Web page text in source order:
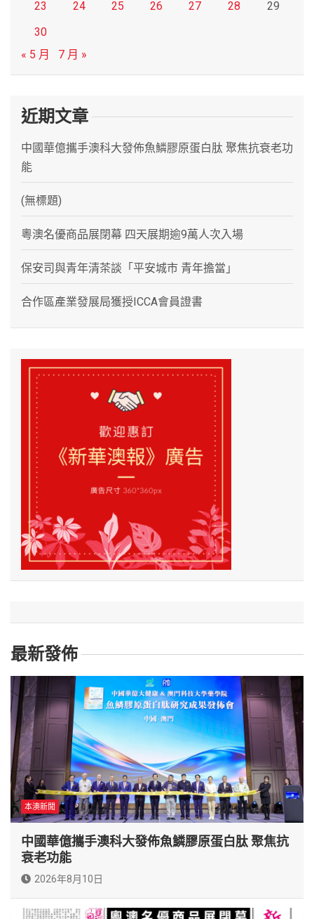
23 24 25 26 27 28
29
30
« 5 月
7 月 »
近期文章
中國華億攜手澳科大發佈魚鱗膠原蛋白肽 聚焦抗衰老功
能
(無標題)
粵澳名優商品展閉幕 四天展期逾9萬人次入場
保安司與青年清茶談「平安城市 青年擔當」
合作區產業發展局獲授ICCA會員證書
最新發佈
本澳新聞
中國華億攜手澳科大發佈魚鱗膠原蛋白肽 聚焦抗
衰老功能
2026年8月10日